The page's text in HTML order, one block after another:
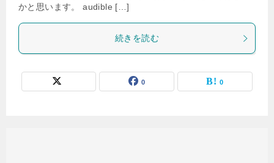
かと思います。 audible […]
続きを読む
0 0